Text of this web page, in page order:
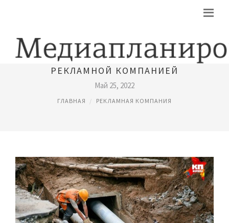
РАСТОРЖЕНИЕ ДОГОВОРА С
РЕКЛАМНОЙ КОМПАНИЕЙ
Май 25, 2022
ГЛАВНАЯ РЕКЛАМНАЯ КОМПАНИЯ